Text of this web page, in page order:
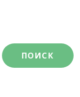
ПОИСК